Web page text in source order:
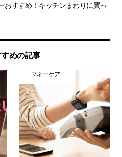
おすすめ！キッチンまわりに買っ
めの記事
マネーケア